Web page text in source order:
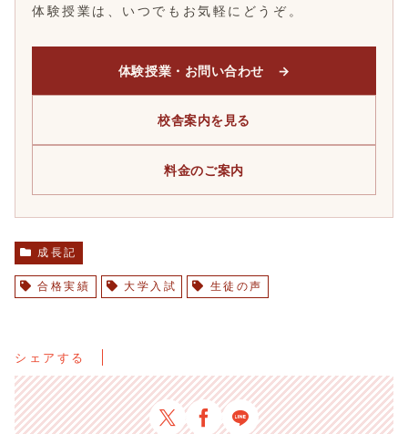
体験授業は、いつでもお気軽にどうぞ。
体験授業・お問い合わせ →
校舎案内を見る
料金のご案内
成長記
合格実績 大学入試 生徒の声
シェアする